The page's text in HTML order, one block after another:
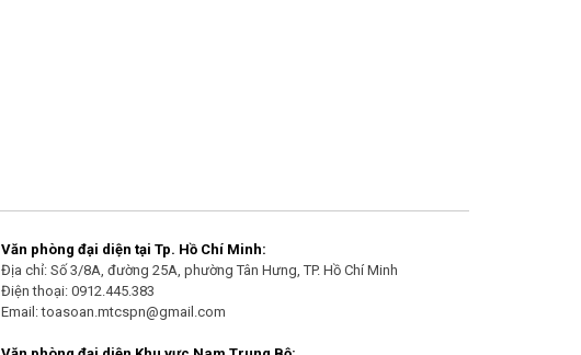
Văn phòng đại diện tại Tp. Hồ Chí Minh:
Địa chỉ: Số 3/8A, đường 25A, phường Tân Hưng, TP. Hồ Chí Minh
Điện thoại: 0912.445.383
Email: toasoan.mtcspn@gmail.com